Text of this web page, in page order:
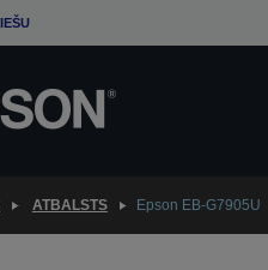
ATBALSTS Epson EB-G7905U